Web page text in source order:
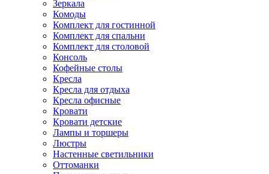
Зеркала
Комоды
Комплект для гостинной
Комплект для спальни
Комплект для столовой
Консоль
Кофейные столы
Кресла
Кресла для отдыха
Кресла офисные
Кровати
Кровати детские
Лампы и торшеры
Люстры
Настенные светильники
Оттоманки